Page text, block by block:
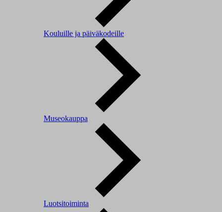
Kouluille ja päiväkodeille
Museokauppa
Luotsitoiminta